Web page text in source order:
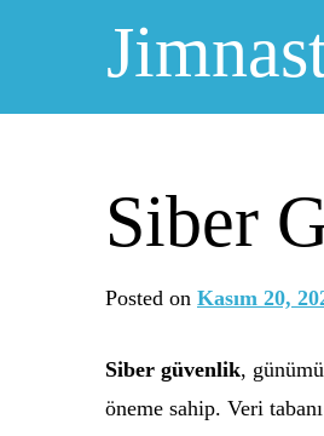
Siber
Posted on Kasım 20,
Siber güvenlik,
öneme sahip. Veri